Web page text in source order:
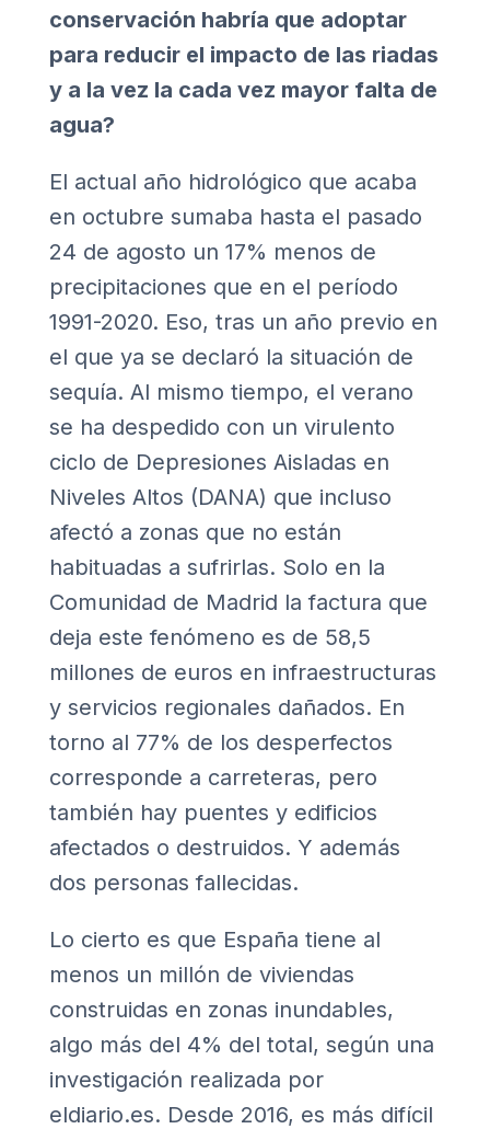
conservación habría que adoptar
para reducir el impacto de las riadas
y a la vez la cada vez mayor falta de
agua?
El actual año hidrológico que acaba
en octubre sumaba hasta el pasado
24 de agosto un 17% menos de
precipitaciones que en el período
1991-2020. Eso, tras un año previo en
el que ya se declaró la situación de
sequía. Al mismo tiempo, el verano
se ha despedido con un virulento
ciclo de Depresiones Aisladas en
Niveles Altos (DANA) que incluso
afectó a zonas que no están
habituadas a sufrirlas. Solo en la
Comunidad de Madrid la factura que
deja este fenómeno es de 58,5
millones de euros en infraestructuras
y servicios regionales dañados. En
torno al 77% de los desperfectos
corresponde a carreteras, pero
también hay puentes y edificios
afectados o destruidos. Y además
dos personas fallecidas.
Lo cierto es que España tiene al
menos un millón de viviendas
construidas en zonas inundables,
algo más del 4% del total, según una
investigación realizada por
eldiario.es. Desde 2016, es más difícil